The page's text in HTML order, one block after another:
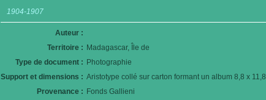
1904-1907
Auteur :
Territoire : Madagascar, Île de
Type de document : Photographie
Support et dimensions : Aristotype collé sur carton formant un album 8,8 x 11,8
Provenance : Fonds Gallieni